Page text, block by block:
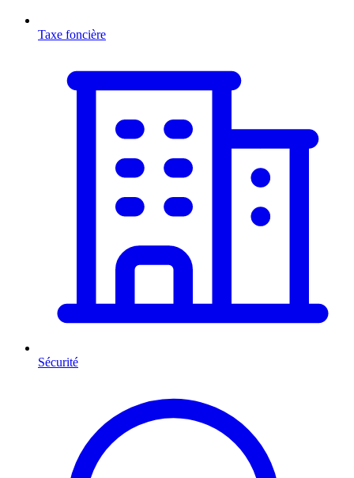
Taxe foncière
Sécurité